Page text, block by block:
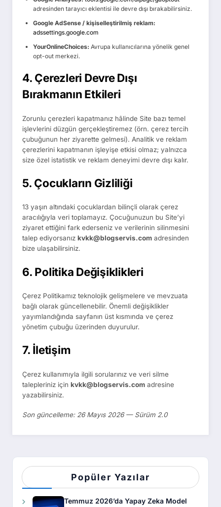
adresinden tarayıcı eklentisi ile devre dışı bırakabilirsiniz.
Google AdSense / kişiselleştirilmiş reklam:
adssettings.google.com
YourOnlineChoices: Avrupa kullanıcılarına yönelik genel
opt-out merkezi.
4. Çerezleri Devre Dışı
Bırakmanın Etkileri
Zorunlu çerezleri kapatmanız hâlinde Site bazı temel
işlevlerini düzgün gerçekleştiremez (örn. çerez tercih
çubuğunun her ziyarette gelmesi). Analitik ve reklam
çerezlerini kapatmanın işleyişe etkisi olmaz; yalnızca
size özel istatistik ve reklam deneyimi devre dışı kalır.
5. Çocukların Gizliliği
13 yaşın altındaki çocuklardan bilinçli olarak çerez
aracılığıyla veri toplamayız. Çocuğunuzun bu Site’yi
ziyaret ettiğini fark ederseniz ve verilerinin silinmesini
talep ediyorsanız kvkk@blogservis.com adresinden
bize ulaşabilirsiniz.
6. Politika Değişiklikleri
Çerez Politikamız teknolojik gelişmelere ve mevzuata
bağlı olarak güncellenebilir. Önemli değişiklikler
yayımlandığında sayfanın üst kısmında ve çerez
yönetim çubuğu üzerinden duyurulur.
7. İletişim
Çerez kullanımıyla ilgili sorularınız ve veri silme
talepleriniz için kvkk@blogservis.com adresine
yazabilirsiniz.
Son güncelleme: 26 Mayıs 2026 — Sürüm 2.0
Popüler Yazılar
Temmuz 2026’da Yapay Zeka Model